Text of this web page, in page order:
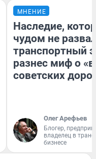
МНЕНИЕ
Наследие,
чудом не
транспортный
разнес миф о
советских
Олег Арефьев
Блогер,
владелец в
бизнесе